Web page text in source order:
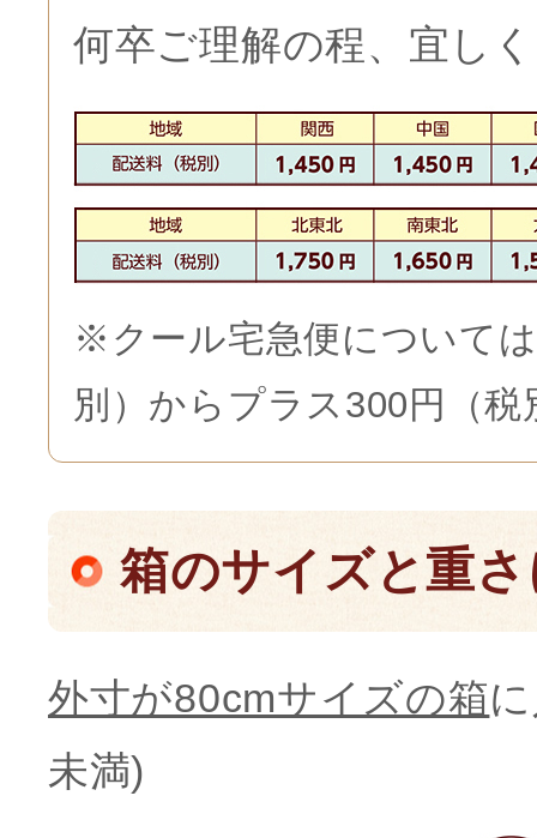
何卒ご理解の程、宜し
※クール宅急便について
別）からプラス300円（
箱のサイズと重
外寸が80cmサイズの箱
未満)